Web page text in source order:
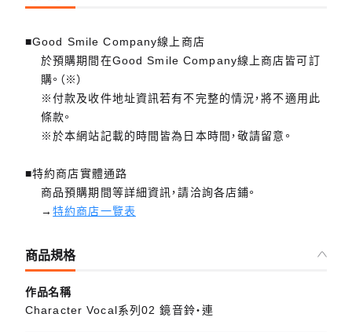
■Good Smile Company線上商店
於預購期間在Good Smile Company線上商店皆可訂
購。（※）
※付款及收件地址資訊若有不完整的情況，將不適用此
條款。
※於本網站記載的時間皆為日本時間，敬請留意。
■特約商店實體通路
商品預購期間等詳細資訊，請洽詢各店鋪。
→特約商店一覽表
商品規格
作品名稱
Character Vocal系列02 鏡音鈴‧連